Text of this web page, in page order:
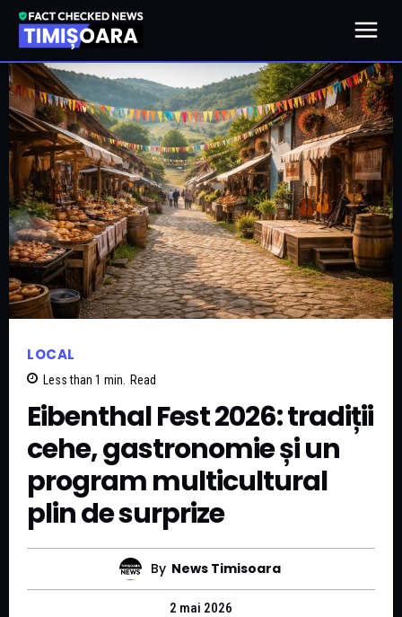
LOCAL
Less than 1 min. Read
Eibenthal Fest 2026: tradiții
cehe, gastronomie și un
program multicultural
plin de surprize
By News Timisoara
2 mai 2026